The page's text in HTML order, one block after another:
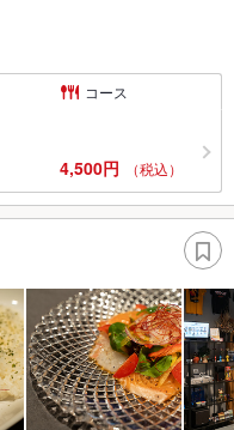
コース
4,500円 （税込）